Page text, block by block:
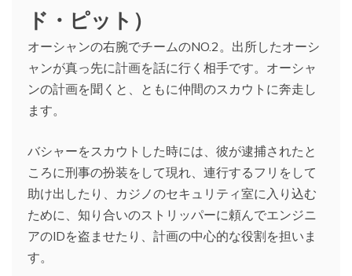
ド・ピット）
オーシャンの右腕でチームのNO.2。出所したオーシ
ャンが真っ先に計画を話に行く相手です。オーシャ
ンの計画を聞くと、ともに仲間のスカウトに奔走し
ます。
バシャーをスカウトした時には、彼が逮捕されたと
ころに刑事の扮装をして現れ、連行するフリをして
助け出したり、カジノのセキュリティ室に入り込む
ために、知り合いのストリッパーに頼んでエンジニ
アのIDを盗ませたり、計画の中心的な役割を担いま
す。